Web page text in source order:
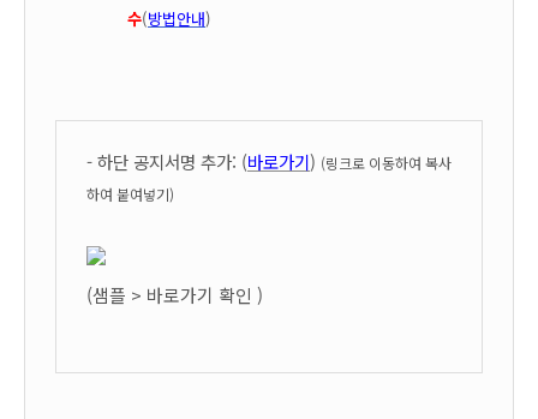
수(방법안내)
- 하단 공지서명 추가: (바로가기) (링크로 이동하여 복사
하여 붙여넣기)
(샘플 > 바로가기 확인 )